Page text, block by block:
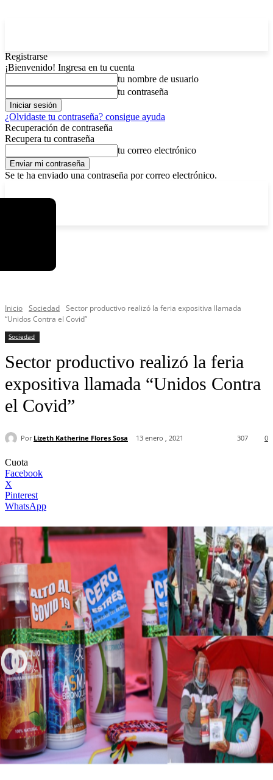
Registrarse
¡Bienvenido! Ingresa en tu cuenta
tu nombre de usuario
tu contraseña
¿Olvidaste tu contraseña? consigue ayuda
Recuperación de contraseña
Recupera tu contraseña
tu correo electrónico
Se te ha enviado una contraseña por correo electrónico.
Inicio Sociedad Sector productivo realizó la feria expositiva llamada
“Unidos Contra el Covid”
Sociedad
Sector productivo realizó la feria
expositiva llamada “Unidos Contra
el Covid”
Por Lizeth Katherine Flores Sosa 13 enero , 2021 0
307
Cuota
Facebook
X
Pinterest
WhatsApp